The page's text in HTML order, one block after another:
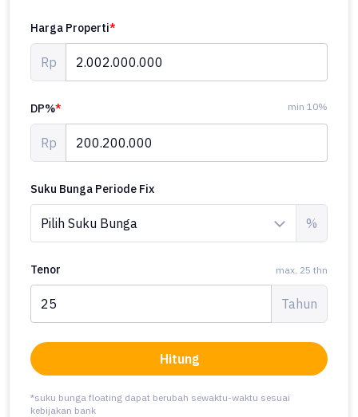
Harga Properti*
Rp
DP%* min 10%
Rp
Suku Bunga Periode Fix
%
Tenor max. 25 thn
Tahun
Hitung
*suku bunga floating dapat berubah sewaktu-waktu sesuai
kebijakan bank